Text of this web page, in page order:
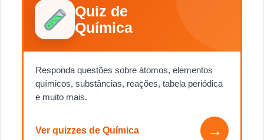
Quiz de
Química
Responda questões sobre átomos, elementos
químicos, substâncias, reações, tabela periódica
e muito mais.
Ver quizzes de Química →